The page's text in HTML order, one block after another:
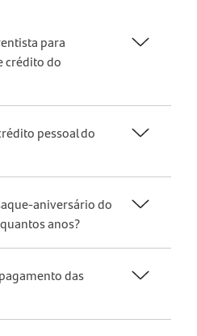
para
crédito do
pessoal do
aniversário do
anos?
das